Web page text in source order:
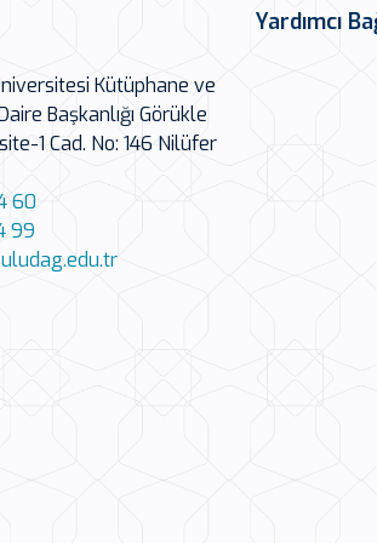
Kütüphane ve
Başkanlığı Görükle
1 Cad. No: 146 Nilüfer
60
99
Yardımcı